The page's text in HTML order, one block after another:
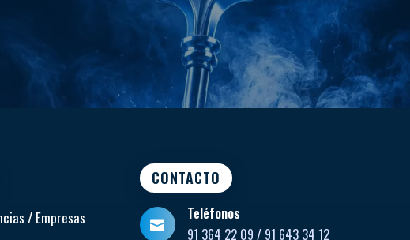
/ Empresas
CONTACTO

Teléfonos
91 364 22 09 / 91 643 34 12